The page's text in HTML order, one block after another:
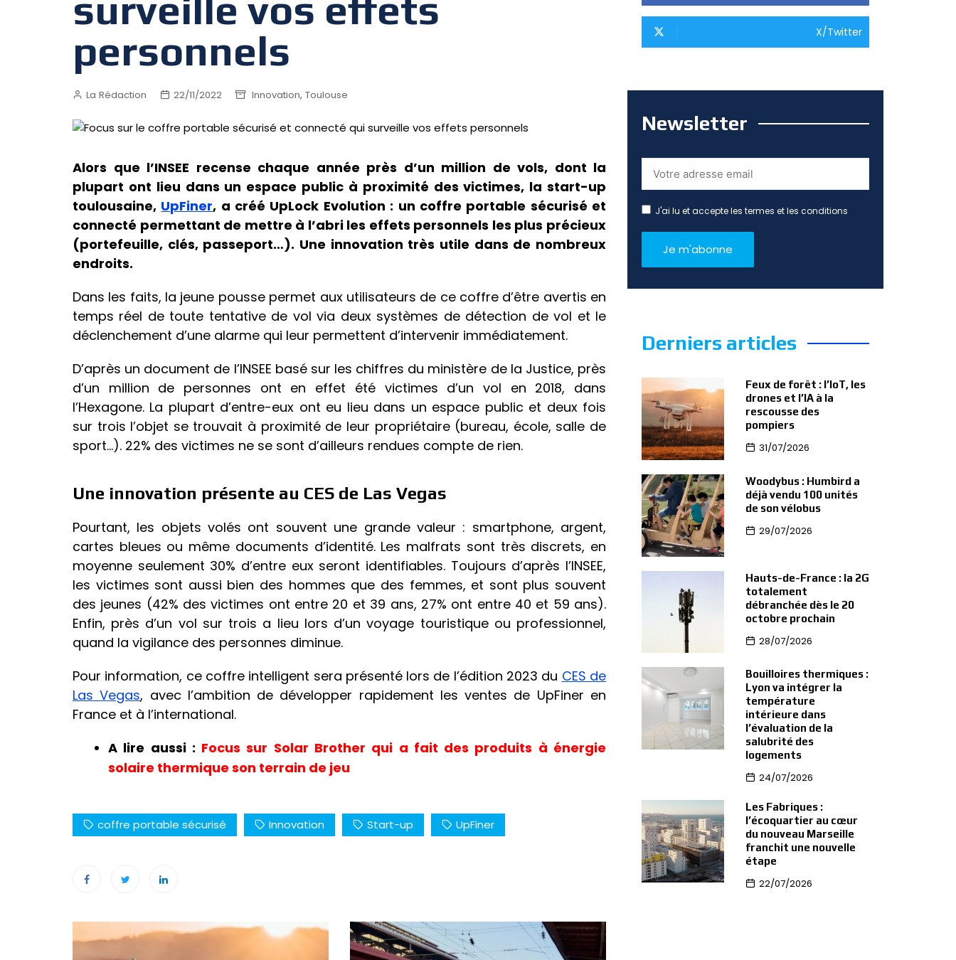
personnels
La Rédaction 22/11/2022 Innovation, Toulouse
Alors que l’INSEE recense chaque année près d’un million de vols, dont la
plupart ont lieu dans un espace public à proximité des victimes, la start-up
toulousaine, UpFiner, a créé UpLock Evolution : un coffre portable sécurisé et
connecté permettant de mettre à l’abri les effets personnels les plus précieux
(portefeuille, clés, passeport…). Une innovation très utile dans de nombreux
endroits.
Dans les faits, la jeune pousse permet aux utilisateurs de ce coffre d’être avertis en
temps réel de toute tentative de vol via deux systèmes de détection de vol et le
déclenchement d’une alarme qui leur permettent d’intervenir immédiatement.
D’après un document de l’INSEE basé sur les chiffres du ministère de la Justice, près
d’un million de personnes ont en effet été victimes d’un vol en 2018, dans
l’Hexagone. La plupart d’entre-eux ont eu lieu dans un espace public et deux fois
sur trois l’objet se trouvait à proximité de leur propriétaire (bureau, école, salle de
sport…). 22% des victimes ne se sont d’ailleurs rendues compte de rien.
Une innovation présente au CES de Las Vegas
Pourtant, les objets volés ont souvent une grande valeur : smartphone, argent,
cartes bleues ou même documents d’identité. Les malfrats sont très discrets, en
moyenne seulement 30% d’entre eux seront identifiables. Toujours d’après l’INSEE,
les victimes sont aussi bien des hommes que des femmes, et sont plus souvent
des jeunes (42% des victimes ont entre 20 et 39 ans, 27% ont entre 40 et 59 ans).
Enfin, près d’un vol sur trois a lieu lors d’un voyage touristique ou professionnel,
quand la vigilance des personnes diminue.
Pour information, ce coffre intelligent sera présenté lors de l’édition 2023 du CES de
Las Vegas, avec l’ambition de développer rapidement les ventes de UpFiner en
France et à l’international.
A lire aussi : Focus sur Solar Brother qui a fait des produits à énergie
solaire thermique son terrain de jeu
coffre portable sécurisé Innovation Start-up UpFiner
Navigation
X/Twitter
Newsletter
J'ai lu et accepte les termes et les conditions
Derniers articles
Feux de forêt : l’IoT, les
drones et l’IA à la
rescousse des
pompiers
31/07/2026
Woodybus : Humbird a
déjà vendu 100 unités
de son vélobus
29/07/2026
Hauts-de-France : la 2G
totalement
débranchée dès le 20
octobre prochain
28/07/2026
Bouilloires thermiques :
Lyon va intégrer la
température
intérieure dans
l’évaluation de la
salubrité des
logements
24/07/2026
Les Fabriques :
l’écoquartier au cœur
du nouveau Marseille
franchit une nouvelle
étape
22/07/2026